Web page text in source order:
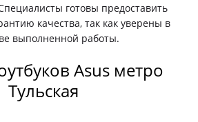
готовы предоставить
качества, так как уверены в
выполненной работы.
Asus метро
Тульская